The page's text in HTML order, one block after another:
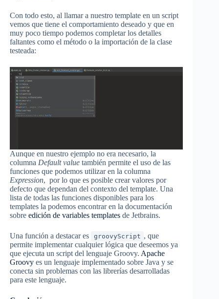
Con todo esto, al llamar a nuestro template en un script
vemos que tiene el comportamiento deseado y que en
muy poco tiempo podemos completar los detalles
faltantes como el método o la importación de la clase
testeada:
Aunque en nuestro ejemplo no era necesario, la
columna Default value también permite el uso de las
funciones que podemos utilizar en la columna
Expression, por lo que es posible crear valores por
defecto que dependan del contexto del template. Una
lista de todas las funciones disponibles para los
templates la podemos encontrar en la documentación
sobre edición de variables templates de Jetbrains.
Una función a destacar es groovyScript , que
permite implementar cualquier lógica que deseemos ya
que ejecuta un script del lenguaje Groovy. Apache
Groovy es un lenguaje implementado sobre Java y se
conecta sin problemas con las librerías desarrolladas
para este lenguaje.